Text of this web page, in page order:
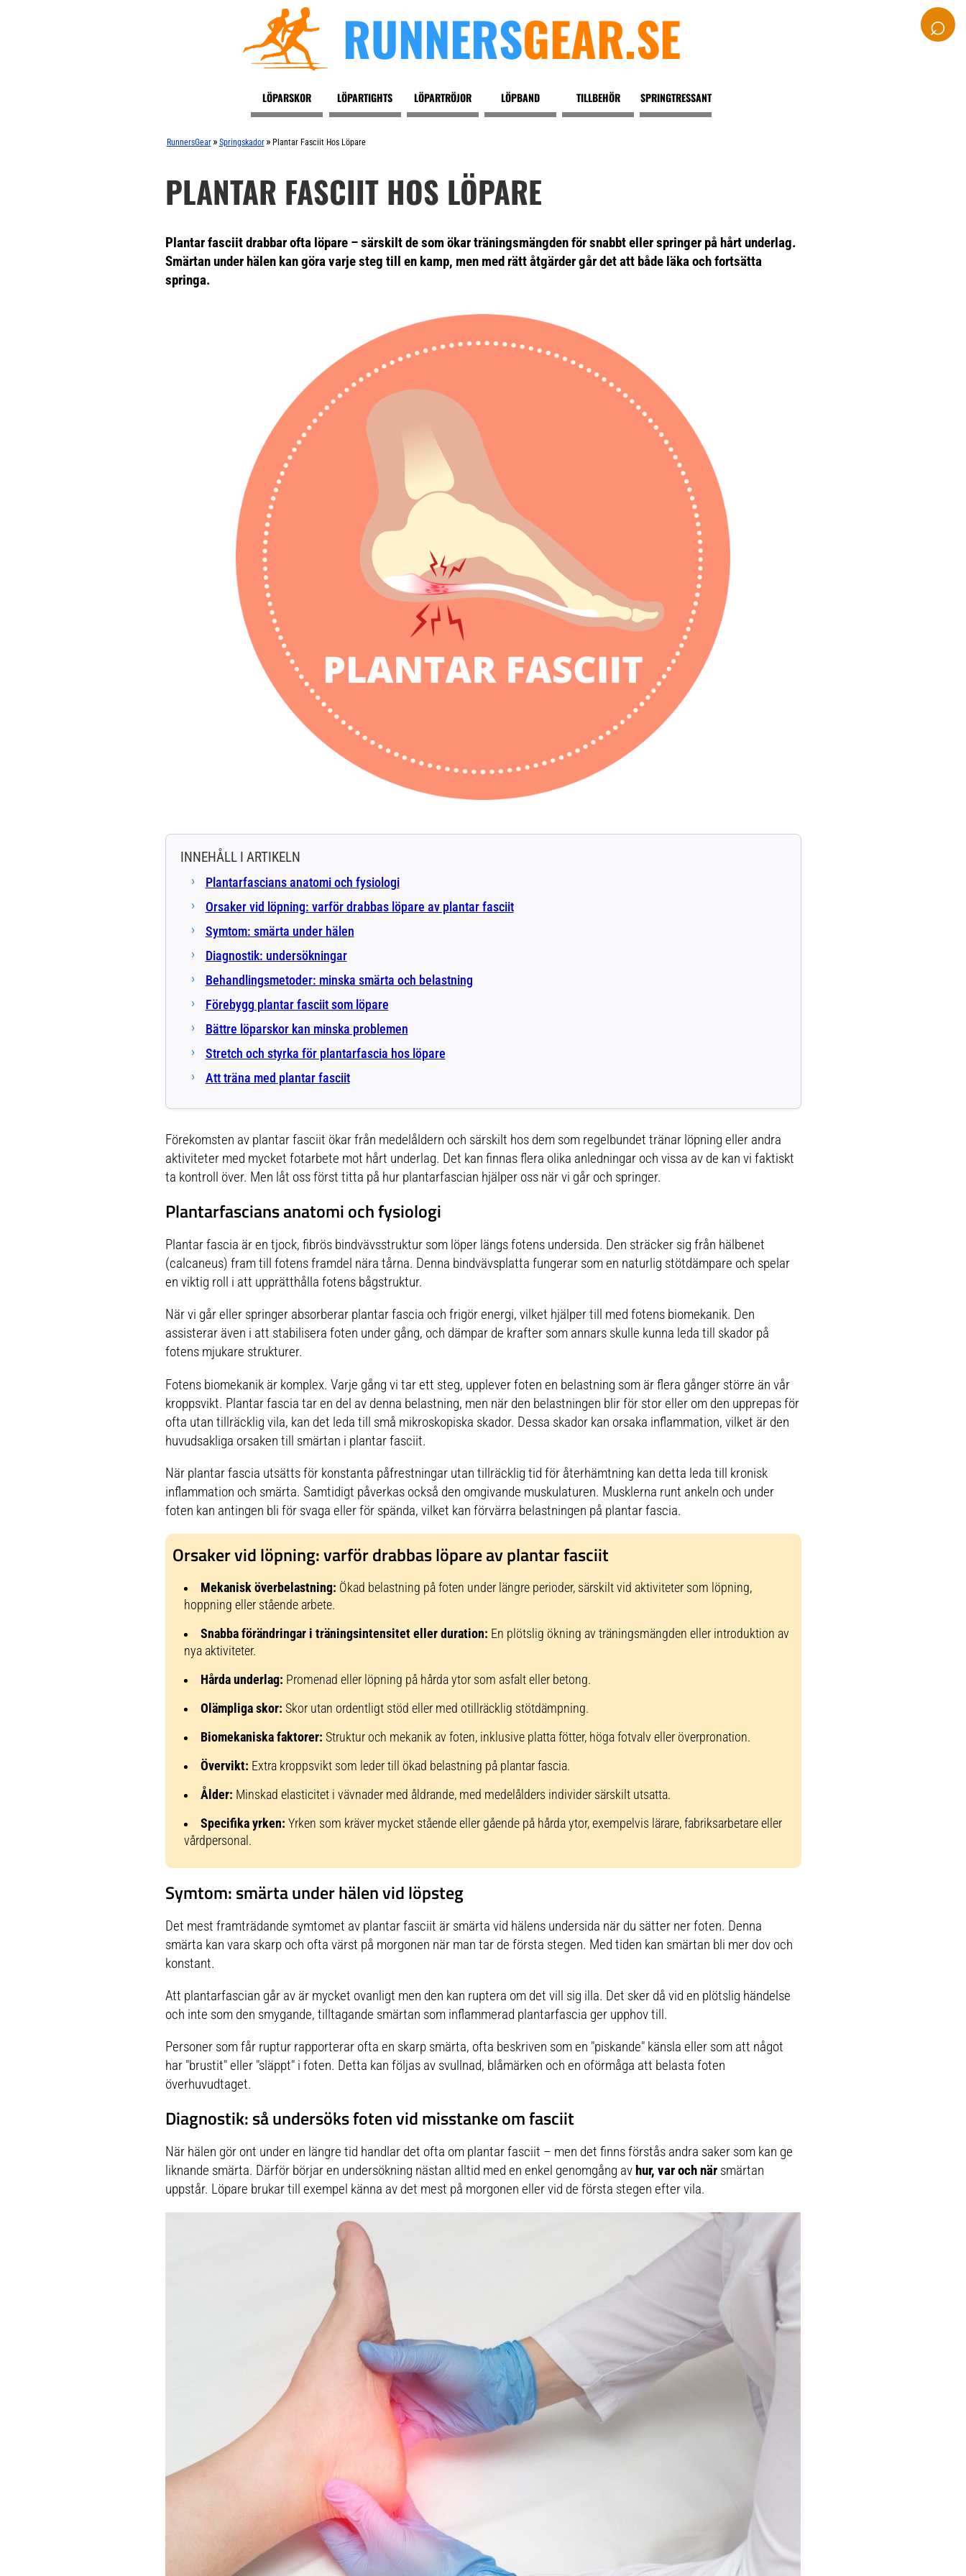
RUNNERSGEAR.SE ⌕
LÖPARSKOR LÖPARTIGHTS LÖPARTRÖJOR LÖPBAND TILLBEHÖR SPRINGTRESSANT
RunnersGear » Springskador » Plantar Fasciit Hos Löpare
PLANTAR FASCIIT HOS LÖPARE
Plantar fasciitdrabbar ofta löpare – särskilt de som ökar träningsmängden för snabbt eller springer på hårt underlag.
Smärtan under hälen kan göra varje steg till en kamp, men med rätt åtgärder går det att både läka och fortsätta
springa.
INNEHÅLL I ARTIKELN
Plantarfascians anatomi och fysiologi
Orsaker vid löpning: varför drabbas löpare av plantar fasciit
Symtom: smärta under hälen
Diagnostik: undersökningar
Behandlingsmetoder: minska smärta och belastning
Förebygg plantar fasciit som löpare
Bättre löparskor kan minska problemen
Stretch och styrka för plantarfascia hos löpare
Att träna med plantar fasciit
Förekomsten av plantar fasciit ökar från medelåldern och särskilt hos dem som regelbundet tränar löpning eller andra
aktiviteter med mycket fotarbete mot hårt underlag. Det kan finnas flera olika anledningar och vissa av de kan vi faktiskt
ta kontroll över. Men låt oss först titta på hur plantarfascian hjälper oss när vi går och springer.
Plantarfascians anatomi och fysiologi
Plantar fascia är en tjock, fibrös bindvävsstruktur som löper längs fotens undersida. Den sträcker sig från hälbenet
(calcaneus) fram till fotens framdel nära tårna. Denna bindvävsplatta fungerar som en naturlig stötdämpare och spelar
en viktig roll i att upprätthålla fotens bågstruktur.
När vi går eller springer absorberar plantar fascia och frigör energi, vilket hjälper till med fotens biomekanik. Den
assisterar även i att stabilisera foten under gång, och dämpar de krafter som annars skulle kunna leda till skador på
fotens mjukare strukturer.
Fotens biomekanik är komplex. Varje gång vi tar ett steg, upplever foten en belastning som är flera gånger större än vår
kroppsvikt. Plantar fascia tar en del av denna belastning, men när den belastningen blir för stor eller om den upprepas för
ofta utan tillräcklig vila, kan det leda till små mikroskopiska skador. Dessa skador kan orsaka inflammation, vilket är den
huvudsakliga orsaken till smärtan i plantar fasciit.
När plantar fascia utsätts för konstanta påfrestningar utan tillräcklig tid för återhämtning kan detta leda till kronisk
inflammation och smärta. Samtidigt påverkas också den omgivande muskulaturen. Musklerna runt ankeln och under
foten kan antingen bli för svaga eller för spända, vilket kan förvärra belastningen på plantar fascia.
Orsaker vid löpning: varför drabbas löpare av plantar fasciit
Mekanisk överbelastning: Ökad belastning på foten under längre perioder, särskilt vid aktiviteter som löpning,
hoppning eller stående arbete.
Snabba förändringar i träningsintensitet eller duration: En plötslig ökning av träningsmängden eller introduktion av
nya aktiviteter.
Hårda underlag: Promenad eller löpning på hårda ytor som asfalt eller betong.
Olämpliga skor: Skor utan ordentligt stöd eller med otillräcklig stötdämpning.
Biomekaniska faktorer: Struktur och mekanik av foten, inklusive platta fötter, höga fotvalv eller överpronation.
Övervikt: Extra kroppsvikt som leder till ökad belastning på plantar fascia.
Ålder: Minskad elasticitet i vävnader med åldrande, med medelålders individer särskilt utsatta.
Specifika yrken: Yrken som kräver mycket stående eller gående på hårda ytor, exempelvis lärare, fabriksarbetare eller
vårdpersonal.
Symtom: smärta under hälen vid löpsteg
Det mest framträdande symtomet av plantar fasciit är smärta vid hälens undersida när du sätter ner foten. Denna
smärta kan vara skarp och ofta värst på morgonen när man tar de första stegen. Med tiden kan smärtan bli mer dov och
konstant.
Att plantarfascian går av är mycket ovanligt men den kan ruptera om det vill sig illa. Det sker då vid en plötslig händelse
och inte som den smygande, tilltagande smärtan som inflammerad plantarfascia ger upphov till.
Personer som får ruptur rapporterar ofta en skarp smärta, ofta beskriven som en "piskande" känsla eller som att något
har "brustit" eller "släppt" i foten. Detta kan följas av svullnad, blåmärken och en oförmåga att belasta foten
överhuvudtaget.
Diagnostik: så undersöks foten vid misstanke om fasciit
När hälen gör ont under en längre tid handlar det ofta om plantar fasciit – men det finns förstås andra saker som kan ge
liknande smärta. Därför börjar en undersökning nästan alltid med en enkel genomgång avhur, var och närsmärtan
uppstår. Löpare brukar till exempel känna av det mest på morgonen eller vid de första stegen efter vila.